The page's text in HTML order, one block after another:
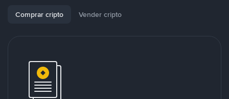
Comprar cripto Vender cripto